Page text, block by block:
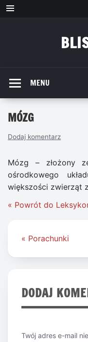
Przejdź
MENU
MÓZG
Dodaj komentarz
Mózg – złożony
ośrodkowego
większości zwierząt
« Powrót do
Nawigacja
« Porachunki
DODAJ
Twój adres e-mail